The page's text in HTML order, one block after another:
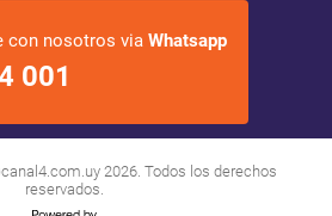
con nosotros via Whatsapp
001
2026. Todos los derechos
reservados.